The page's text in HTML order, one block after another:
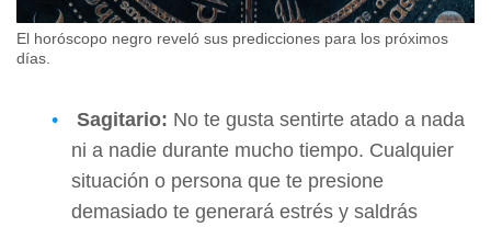
El horóscopo negro reveló sus predicciones para los próximos
días.
Sagitario: No te gusta sentirte atado a nada
ni a nadie durante mucho tiempo. Cualquier
situación o persona que te presione
demasiado te generará estrés y saldrás